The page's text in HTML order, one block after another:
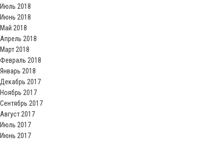
Июль 2018
Июнь 2018
Май 2018
Апрель 2018
Март 2018
Февраль 2018
Январь 2018
Декабрь 2017
Ноябрь 2017
Сентябрь 2017
Август 2017
Июль 2017
Июнь 2017